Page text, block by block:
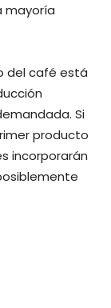
mayoría
del café está
Si
producto
incorporarán